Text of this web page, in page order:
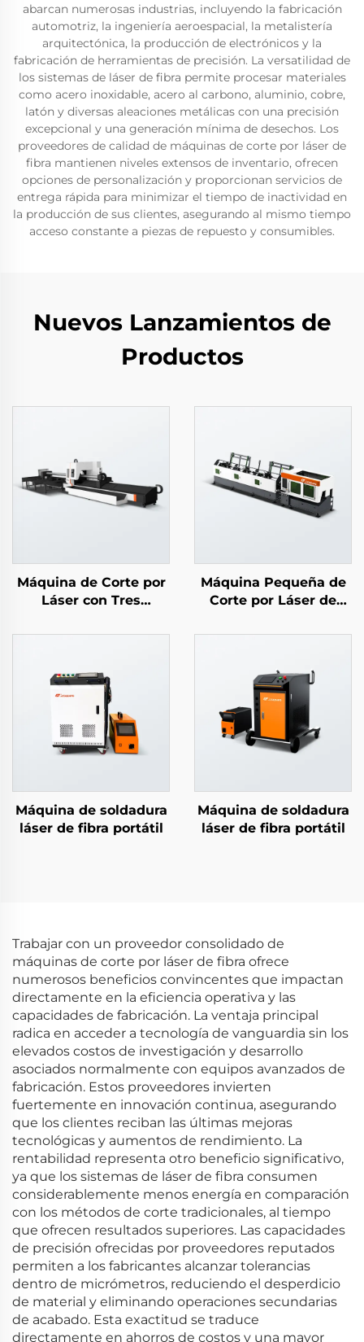
abarcan numerosas industrias, incluyendo la fabricación
automotriz, la ingeniería aeroespacial, la metalistería
arquitectónica, la producción de electrónicos y la
fabricación de herramientas de precisión. La versatilidad de
los sistemas de láser de fibra permite procesar materiales
como acero inoxidable, acero al carbono, aluminio, cobre,
latón y diversas aleaciones metálicas con una precisión
excepcional y una generación mínima de desechos. Los
proveedores de calidad de máquinas de corte por láser de
fibra mantienen niveles extensos de inventario, ofrecen
opciones de personalización y proporcionan servicios de
entrega rápida para minimizar el tiempo de inactividad en
la producción de sus clientes, asegurando al mismo tiempo
acceso constante a piezas de repuesto y consumibles.
Nuevos Lanzamientos de
Productos
Máquina de Corte por
Láser con Tres
Máquina Pequeña de
Corte por Láser de
Máquina de soldadura
láser de fibra portátil
Máquina de soldadura
láser de fibra portátil
Trabajar con un proveedor consolidado de
máquinas de corte por láser de fibra ofrece
numerosos beneficios convincentes que impactan
directamente en la eficiencia operativa y las
capacidades de fabricación. La ventaja principal
radica en acceder a tecnología de vanguardia sin los
elevados costos de investigación y desarrollo
asociados normalmente con equipos avanzados de
fabricación. Estos proveedores invierten
fuertemente en innovación continua, asegurando
que los clientes reciban las últimas mejoras
tecnológicas y aumentos de rendimiento. La
rentabilidad representa otro beneficio significativo,
ya que los sistemas de láser de fibra consumen
considerablemente menos energía en comparación
con los métodos de corte tradicionales, al tiempo
que ofrecen resultados superiores. Las capacidades
de precisión ofrecidas por proveedores reputados
permiten a los fabricantes alcanzar tolerancias
dentro de micrómetros, reduciendo el desperdicio
de material y eliminando operaciones secundarias
de acabado. Esta exactitud se traduce
directamente en ahorros de costos y una mayor